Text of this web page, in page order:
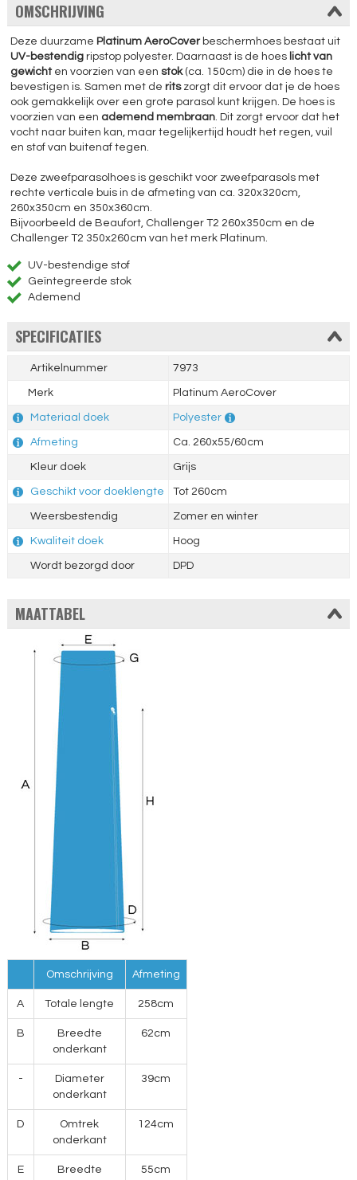
OMSCHRIJVING
Deze duurzame Platinum AeroCoverbeschermhoes bestaat uit
UV-bestendig ripstop polyester. Daarnaast is de hoes licht van
gewicht en voorzien van eenstok(ca. 150cm) die in de hoes te
bevestigen is. Samen met de rits zorgt dit ervoor dat je de hoes
ook gemakkelijk over een grote parasol kunt krijgen. De hoes is
voorzien van een ademend membraan. Dit zorgt ervoor dat het
vocht naar buiten kan, maar tegelijkertijd houdt het regen, vuil
en stof van buitenaf tegen.
Deze zweefparasolhoes is geschikt voor zweefparasols met
rechte verticale buis in de afmeting van ca. 320x320cm,
260x350cm en 350x360cm.
Bijvoorbeeld de Beaufort, Challenger T2 260x350cm en de
Challenger T2 350x260cm van het merk Platinum.
UV-bestendige stof
Geïntegreerde stok
Ademend
SPECIFICATIES
Artikelnummer 7973
Merk Platinum AeroCover
Materiaal doek Polyester
Afmeting Ca. 260x55/60cm
Kleur doek Grijs
Geschikt voor doeklengte Tot 260cm
Weersbestendig Zomer en winter
Kwaliteit doek Hoog
Wordt bezorgd door DPD
MAATTABEL
Omschrijving Afmeting
A Totale lengte 258cm
B
Breedte
onderkant
62cm
-
Diameter
onderkant
39cm
D
Omtrek
onderkant
124cm
E Breedte 55cm